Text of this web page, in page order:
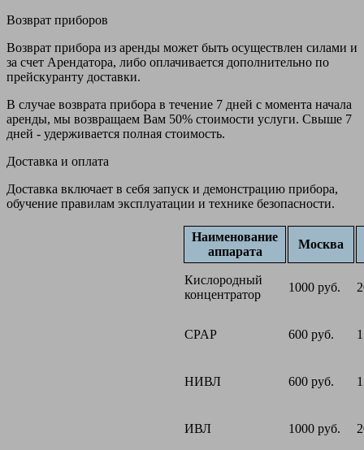
Возврат приборов
Возврат прибора из аренды может быть осуществлен силами и
за счет Арендатора, либо оплачивается дополнительно по
прейскуранту доставки.
В случае возврата прибора в течение 7 дней с момента начала
аренды, мы возвращаем Вам 50% стоимости услуги. Свыше 7
дней - удерживается полная стоимость.
Доставка и оплата
Доставка включает в себя запуск и демонстрацию прибора,
обучение правилам эксплуатации и технике безопасности.
Наименование
аппарата
Москва
Кислородный
концентратор
1000 руб.
CPAP 600 руб.
НИВЛ 600 руб.
ИВЛ 1000 руб.